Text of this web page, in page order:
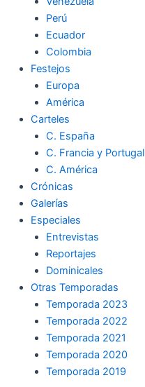
Perú
Ecuador
Colombia
Festejos
Europa
América
Carteles
C. España
C. Francia y Portugal
C. América
Crónicas
Galerías
Especiales
Entrevistas
Reportajes
Dominicales
Otras Temporadas
Temporada 2023
Temporada 2022
Temporada 2021
Temporada 2020
Temporada 2019